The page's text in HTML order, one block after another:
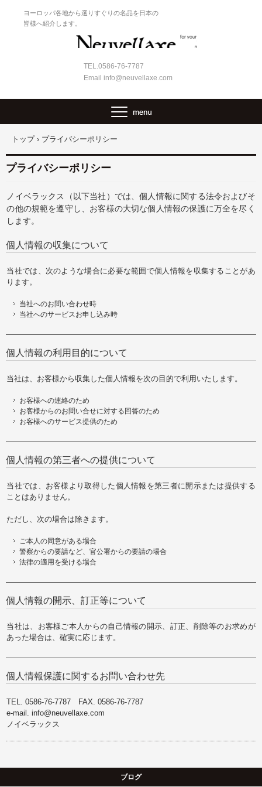
ヨーロッパ各地から選りすぐりの名品を日本の
皆様へ紹介します。
TEL.0586-76-7787
Email info@neuvellaxe.com
トップ › プライバシーポリシー
プライバシーポリシー
ノイベラックス（以下当社）では、個人情報に関する法令およびそ
の他の規範を遵守し、お客様の大切な個人情報の保護に万全を尽く
します。
個人情報の収集について
当社では、次のような場合に必要な範囲で個人情報を収集することがあ
ります。
当社へのお問い合わせ時
当社へのサービスお申し込み時
個人情報の利用目的について
当社は、お客様から収集した個人情報を次の目的で利用いたします。
お客様への連絡のため
お客様からのお問い合せに対する回答のため
お客様へのサービス提供のため
個人情報の第三者への提供について
当社では、お客様より取得した個人情報を第三者に開示または提供する
ことはありません。
ただし、次の場合は除きます。
ご本人の同意がある場合
警察からの要請など、官公署からの要請の場合
法律の適用を受ける場合
個人情報の開示、訂正等について
当社は、お客様ご本人からの自己情報の開示、訂正、削除等のお求めが
あった場合は、確実に応じます。
個人情報保護に関するお問い合わせ先
TEL. 0586-76-7787 FAX. 0586-76-7787
e-mail. info@neuvellaxe.com
ノイベラックス
ブログ